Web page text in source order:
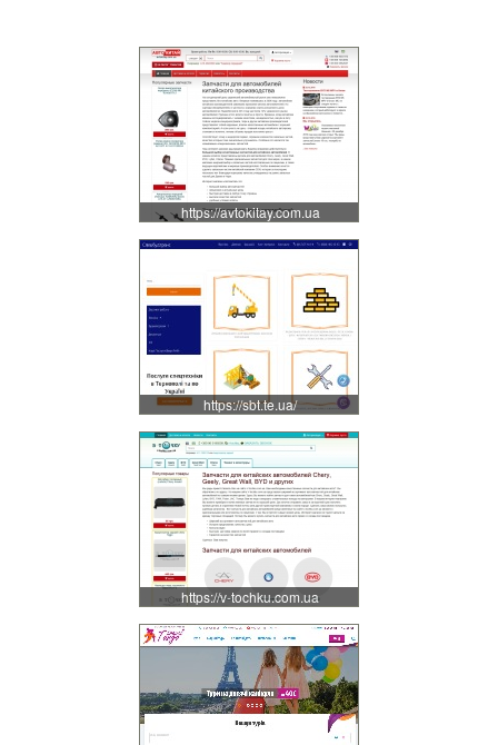
https://avtokitay.com.ua
https://sbt.te.ua/
https://v-tochku.com.ua